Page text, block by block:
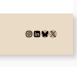
Instagram
LinkedIn
Bluesky
X